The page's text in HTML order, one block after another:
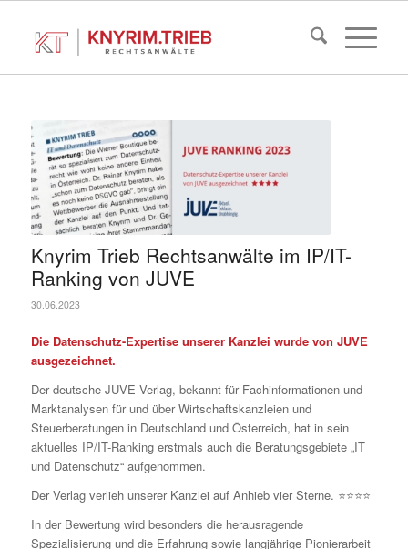
Knyrim Trieb Rechtsanwälte im IP/IT-
Ranking von JUVE
30.06.2023
Die Datenschutz-Expertise unserer Kanzlei wurde von JUVE
ausgezeichnet.
Der deutsche JUVE Verlag, bekannt für Fachinformationen und
Marktanalysen für und über Wirtschaftskanzleien und
Steuerberatungen in Deutschland und Österreich, hat in sein
aktuelles IP/IT-Ranking erstmals auch die Beratungsgebiete „IT
und Datenschutz“ aufgenommen.
Der Verlag verlieh unserer Kanzlei auf Anhieb vier Sterne. ⭐⭐⭐⭐
In der Bewertung wird besonders die herausragende
Spezialisierung und die Erfahrung sowie langjährige Pionierarbeit